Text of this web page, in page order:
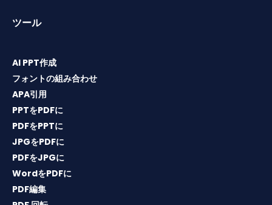
ツール
AI PPT作成
フォントの組み合わせ
APA引用
PPTをPDFに
PDFをPPTに
JPGをPDFに
PDFをJPGに
WordをPDFに
PDF編集